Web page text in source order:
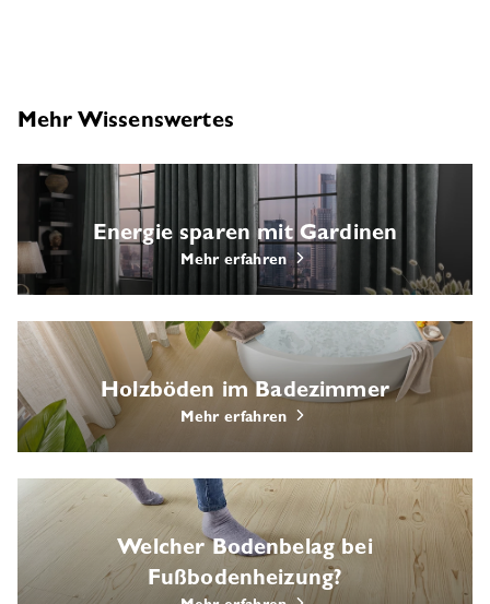
Mehr Wissenswertes
Energie sparen mit Gardinen
Mehr erfahren
Holzböden im Badezimmer
Mehr erfahren
Welcher Bodenbelag bei
Fußbodenheizung?